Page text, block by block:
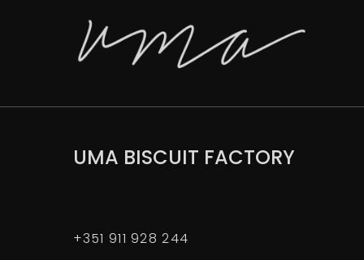
UMA BISCUIT FACTORY
+351 911 928 244